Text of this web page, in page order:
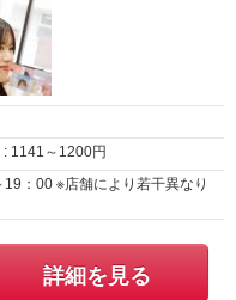
: 1141 ～ 1200円
若干異なり
詳細を見る